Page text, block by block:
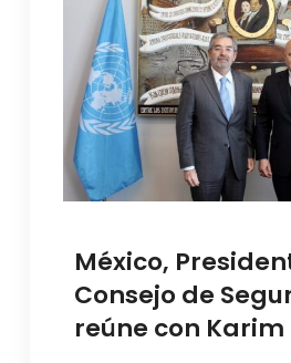
México,
Consejo de
reúne con Karim